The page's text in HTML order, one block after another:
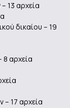
13 αρχεία
δικαίου – 19
8 αρχεία
17 αρχεία